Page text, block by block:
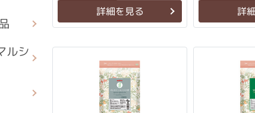
ルシ
ティーバッグ詳細を見る ノンカフェイン
詳